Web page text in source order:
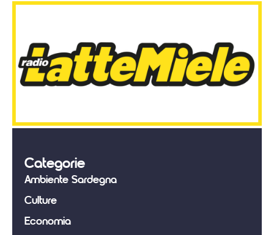
Categorie
Ambiente Sardegna
Culture
Economia